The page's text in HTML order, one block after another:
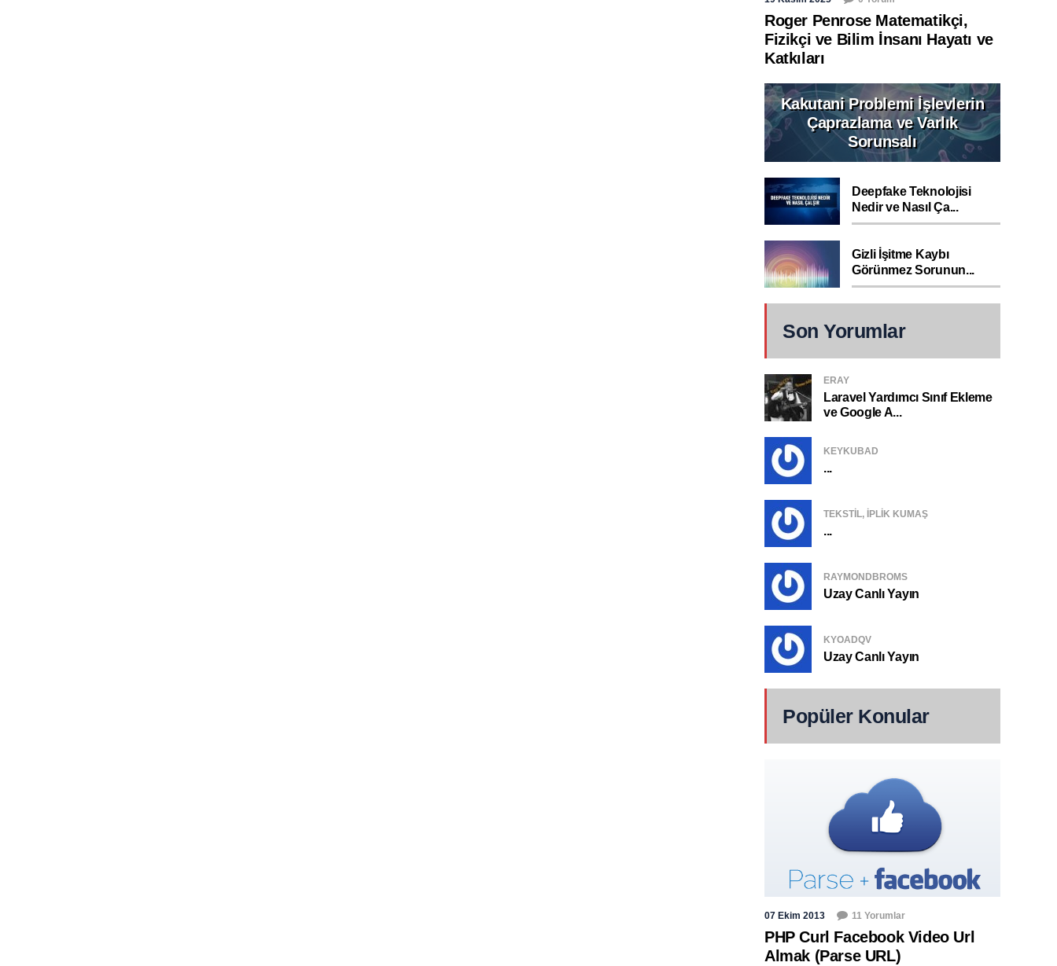
Roger Penrose Matematikçi,
Fizikçi ve Bilim İnsanı Hayatı ve
Katkıları
Kakutani Problemi İşlevlerin
Çaprazlama ve Varlık
Sorunsalı
Deepfake Teknolojisi
Nedir ve Nasıl Ça...
Gizli İşitme Kaybı
Görünmez Sorunun...
Son Yorumlar
ERAY
Laravel Yardımcı Sınıf Ekleme
ve Google A...
KEYKUBAD
...
TEKSTIL, IPLIK KUMAŞ
...
RAYMONDBROMS
Uzay Canlı Yayın
KYOADQV
Uzay Canlı Yayın
Popüler Konular
07 Ekim 2013 11 Yorumlar
PHP Curl Facebook Video Url
Almak (Parse URL)